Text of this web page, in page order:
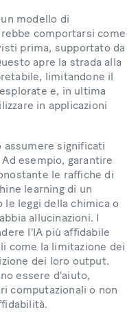
modello di
comportarsi come
prima, supportato da
apre la strada alla
limitandone il
e, in ultima
in applicazioni
significati
esempio, garantire
le raffiche di
learning di un
leggi della chimica o
allucinazioni. I
l'IA più affidabile
come la limitazione dei
dei loro output.
essere d'aiuto,
computazionali o non